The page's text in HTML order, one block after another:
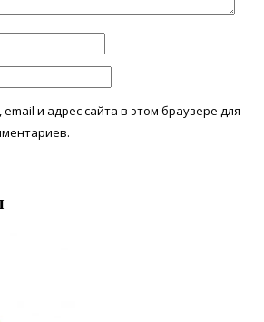
и адрес сайта в этом браузере для